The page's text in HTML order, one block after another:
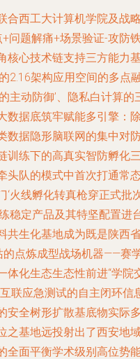
合西工大计算机学院及战
问题解痛+场景验证-攻防
核心技术链支持三方能力
2.16架构应用空间的多点
主动防御’、隐私白计算
数据底筑牢赋能多引擎：
数据隐形脑联网的集中对
训练下的高真实智防孵化
头队的模式中首次打通常
‘火线孵化转真枪穿正式批
稳定产品及其特坚配置进
共生化基地成为既是陕西
的点炼成型战场机器——赛
体化生态生态性前进“学院
联应急测试的自主闭环信
安全树形扩散基底物实际
之基地远投射出了西安地
全面平衡学术级别高位势